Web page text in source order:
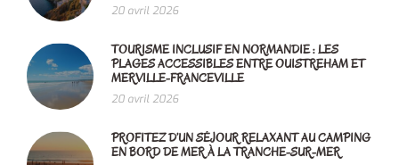
20 avril 2026
TOURISME INCLUSIF EN NORMANDIE : LES
PLAGES ACCESSIBLES ENTRE OUISTREHAM ET
MERVILLE-FRANCEVILLE
20 avril 2026
PROFITEZ D’UN SÉJOUR RELAXANT AU CAMPING
EN BORD DE MER À LA TRANCHE-SUR-MER